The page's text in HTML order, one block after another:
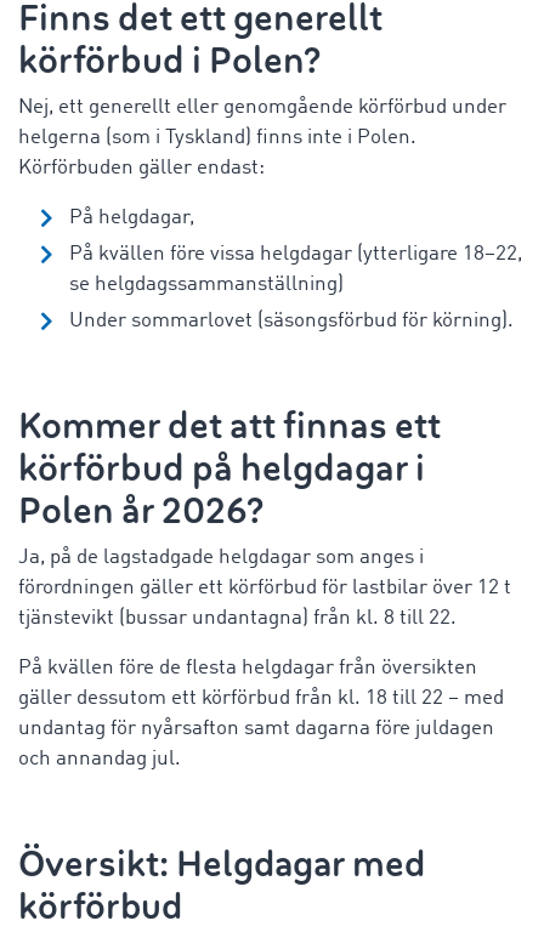
Finns det ett generellt
körförbud i Polen?
Nej, ett generellt eller genomgående körförbud under
helgerna (som i Tyskland) finns inte i Polen.
Körförbuden gäller endast:
På helgdagar,
På kvällen före vissa helgdagar (ytterligare 18–22,
se helgdagssammanställning)
Under sommarlovet (säsongsförbud för körning).
Kommer det att finnas ett
körförbud på helgdagar i
Polen år 2026?
Ja, på de lagstadgade helgdagar som anges i
förordningen gäller ett körförbud för lastbilar över 12 t
tjänstevikt (bussar undantagna) från kl. 8 till 22.
På kvällen före de flesta helgdagar från översikten
gäller dessutom ett körförbud från kl. 18 till 22 – med
undantag för nyårsafton samt dagarna före juldagen
och annandag jul.
Översikt: Helgdagar med
körförbud